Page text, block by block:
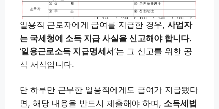
일용직 근로자에게 급여를 지급한 경우, 사업자
는 국세청에 소득 지급 사실을 신고해야 합니다.
‘일용근로소득 지급명세서 ’는 그 신고를 위한 공
식 서식입니다.
단 하루만 근무한 일용직에게도 급여가 지급됐다
면, 해당 내용을 반드시 제출해야 하며, 소득세법